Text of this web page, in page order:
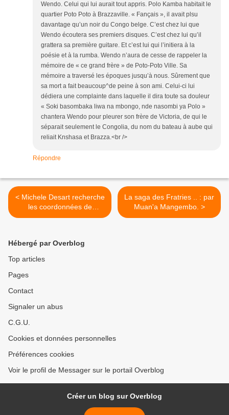
Wendo. Celui qui lui aurait tout appris. Polo Kamba habitait le
quartier Poto Poto à Brazzaville. « Fançais », il avait plsu
davantage qu’un noir du Congo belge. C’est chez lui que
Wendo écoutera ses premiers disques. C’est chez lui qu’il
grattera sa première guitare. Et c’est lui qui l’initiera à la
poésie et à la rumba. Wendo n’aura de cesse de rappeler la
mémoire de « ce grand frère » de Poto-Poto Ville. Sa
mémoire a traversé les époques jusqu’à nous. Sûrement que
sa mort a fait beaucoup^de peine à son ami. Celui-ci lui
dédiera une complainte dans laquelle il dira toute sa douleur
« Soki basombaka liwa na mbongo, nde nasombi ya Polo »
chantera Wendo pour pleurer son frère de Victoria, de qui le
séparait seulement le Congolia, du nom du bateau à aube qui
reliait Knshasa et Brazza.<br />
Répondre
< Michele Desart recherche
les coordonnées de
Talangaï
La saga des Fratries .. : par
Muan'a Mangembo. >
Hébergé par Overblog
Top articles
Pages
Contact
Signaler un abus
C.G.U.
Cookies et données personnelles
Préférences cookies
Voir le profil de Messager sur le portail Overblog
Créer un blog sur Overblog